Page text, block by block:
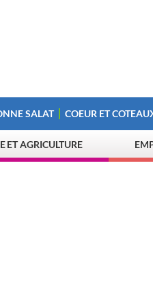
SALAT COEUR ET
ET AGRICULTURE